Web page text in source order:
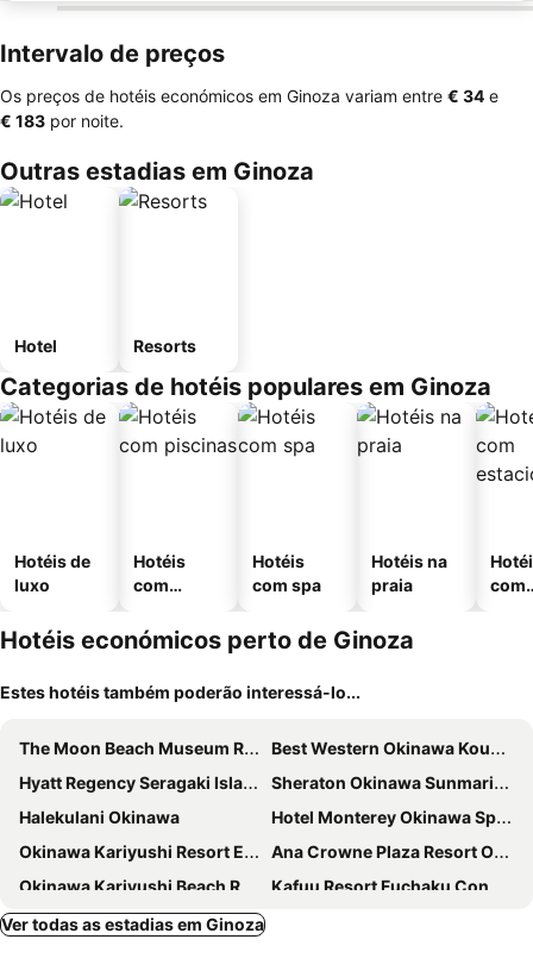
Intervalo de preços
Os preços de hotéis económicos em Ginoza variam entre ‎€ 34 e
‎€ 183 por noite.
Outras estadias em Ginoza
Hotel Resorts
Categorias de hotéis populares em Ginoza
Hotéis de
luxo
Hotéis
com
Hotéis
com spa
Hotéis na
praia
com
Hotéis económicos perto de Ginoza
Estes hotéis também poderão interessá-lo...
The Moon Beach Museum Resort
Best Western Okinawa Kouki Beach
Hyatt Regency Seragaki Island Okinawa
Sheraton Okinawa Sunmarina Resort
Halekulani Okinawa
Hotel Monterey Okinawa Spa & Resort
Okinawa Kariyushi Resort EXES Onna
Ana Crowne Plaza Resort Okinawa Uruma Hills By Ihg
Okinawa Kariyushi Beach Resort Ocean Spa
Kafuu Resort Fuchaku Condo Hotel
Beach Resorts Hotel Kalakaua
Ver todas as estadias em Ginoza